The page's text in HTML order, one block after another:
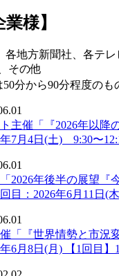
様】
各地方新聞社、各テ
その他
分から90分程度の
主催「『2026年以降
7月4日(土) 9:30〜
2026年後半の展望『
目：2026年6月11日(
「『世界情勢と市況
6月8日(月) 【1回目】